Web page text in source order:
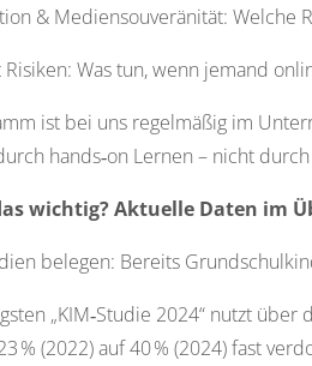
& Mediensouveränität: Welche
Risiken: Was tun, wenn jemand
ist bei uns regelmäßig im
hands‑on Lernen – nicht
wichtig? Aktuelle Daten im
belegen: Bereits
„KIM‑Studie 2024“ nutzt
% (2022) auf 40 % (2024) fast